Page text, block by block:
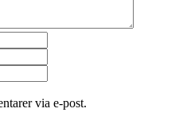
via e-post.